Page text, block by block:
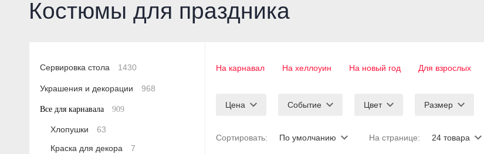
Костюмы для праздника
На карнавал На хеллоуин На новый год Для взрослых
Цена Событие Цвет Размер
Сортировать: По умолчанию На странице: 24 товара
Сервировка стола 1430
Украшения и декорации 968
Все для карнавала 909
Хлопушки
63
Краска для декора
7